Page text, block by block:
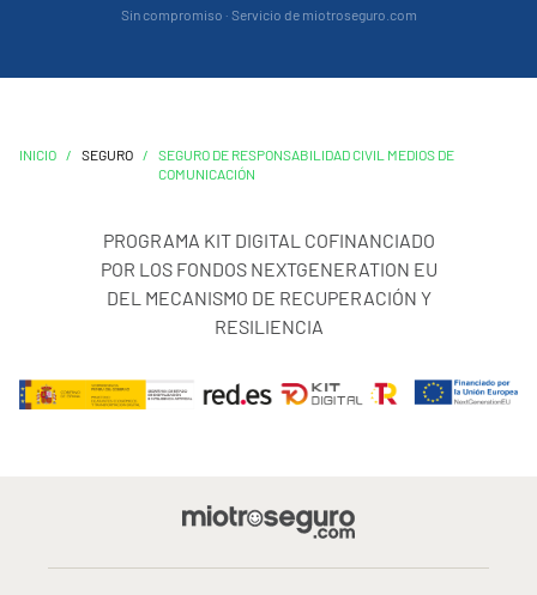
Sin compromiso · Servicio de miotroseguro.com
INICIO / SEGURO /
SEGURO DE RESPONSABILIDAD CIVIL MEDIOS DE
COMUNICACIÓN
PROGRAMA KIT DIGITAL COFINANCIADO
POR LOS FONDOS NEXTGENERATION EU
DEL MECANISMO DE RECUPERACIÓN Y
RESILIENCIA